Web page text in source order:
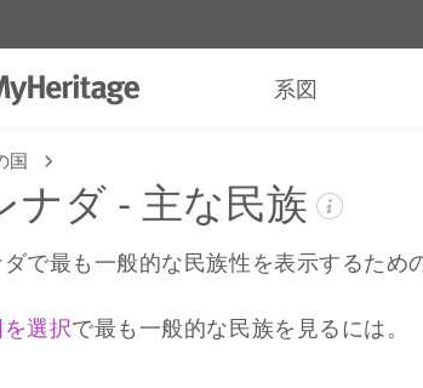
系図
国
ナダ - 主な民族
で最も一般的な民族性を表示するた
選択で最も一般的な民族を見るには。